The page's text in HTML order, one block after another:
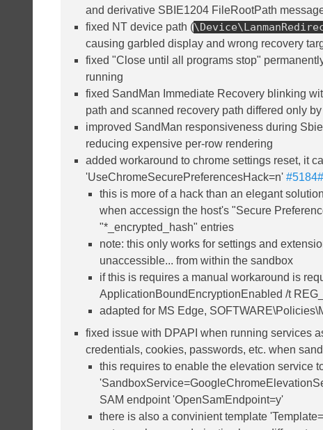
and derivative SBIE1204 FileRootPath
fixed NT device path (
causing garbled display and wrong recovery
fixed "Close until all programs stop"
running
fixed SandMan Immediate Recovery blinking
path and scanned recovery path differed only
improved SandMan responsiveness during
reducing expensive per-row rendering
added workaround to chrome settings reset, it
'UseChromeSecurePreferencesHack=n' #5184
this is more of a hack than an elegant
when accessign the host's "Secure
"*_encrypted_hash" entries
note: this only works for settings and
unaccessible... from within the sandbox
if this is requires a manual workaround is
ApplicationBoundEncryptionEnabled /t
adapted for MS Edge,
fixed issue with DPAPI when running services
credentials, cookies, passwords, etc. when
this requires to enable the elevation service
SAM endpoint 'OpenSamEndpoint=y'
there is also a convinient template